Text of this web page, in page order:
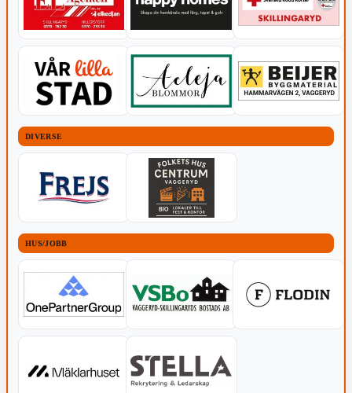
DIVERSE
HUS/JOBB